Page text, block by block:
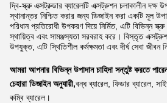
দ্বি-স্ক্রু এক্সট্রুডার ব্যারেলটি এক্সট্রুশন চলাকালীন দক্ষ
স্থানান্তর নিশ্চিত করার জন্য ডিজাইন করা একটি মূল
পরিধান প্রতিরোধী উপকরণ দিয়ে নির্মিত, এটি বিভিন্ন
স্থায়িত্ব এবং সামঞ্জস্যতা সরবরাহ করে। বিস্তৃত
উপযুক্ত, এটি স্থিতিশীল কর্মক্ষমতা এবং দীর্ঘ সেবা জীবন
আমরা আপনার বিভিন্ন উপাদান চাহিদা সন্তুষ্ট করতে
চেহারা ডিজাইন অনুযায়ী,বন্ধ ব্যারেল, ফিডার ব্যারেল,
কম্বি ব্যারেল।